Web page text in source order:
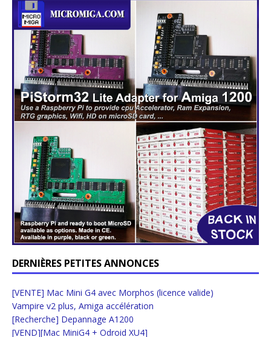
DERNIÈRES PETITES ANNONCES
[VENTE] Mac Mini G4 avec Morphos (licence valide)
Vampire v2 plus, Amiga accélération
[Recherche] Depannage A1200
[VEND][Mac MiniG4 + Odroid XU4]